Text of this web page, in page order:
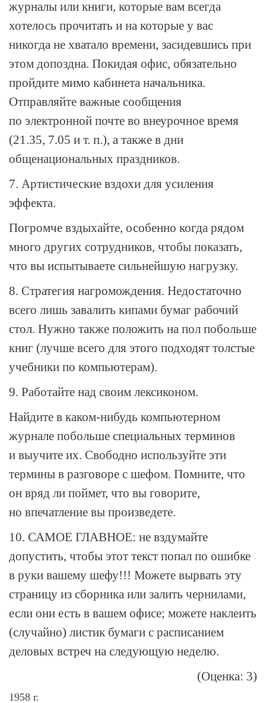
журналы или книги, которые вам всегда
хотелось прочитать и на которые у вас
никогда не хватало времени, засидевшись при
этом допоздна. Покидая офис, обязательно
пройдите мимо кабинета начальника.
Отправляйте важные сообщения
по электронной почте во внеурочное время
(21.35, 7.05 и т. п.), а также в дни
общенациональных праздников.
7. Артистические вздохи для усиления
эффекта.
Погромче вздыхайте, особенно когда рядом
много других сотрудников, чтобы показать,
что вы испытываете сильнейшую нагрузку.
8. Стратегия нагромождения. Недостаточно
всего лишь завалить кипами бумаг рабочий
стол. Нужно также положить на пол побольше
книг (лучше всего для этого подходят толстые
учебники по компьютерам).
9. Работайте над своим лексиконом.
Найдите в каком-нибудь компьютерном
журнале побольше специальных терминов
и выучите их. Свободно используйте эти
термины в разговоре с шефом. Помните, что
он вряд ли поймет, что вы говорите,
но впечатление вы произведете.
10. САМОЕ ГЛАВНОЕ: не вздумайте
допустить, чтобы этот текст попал по ошибке
в руки вашему шефу!!! Можете вырвать эту
страницу из сборника или залить чернилами,
если они есть в вашем офисе; можете наклеить
(случайно) листик бумаги с расписанием
деловых встреч на следующую неделю.
(Оценка: 3)
1958 г.